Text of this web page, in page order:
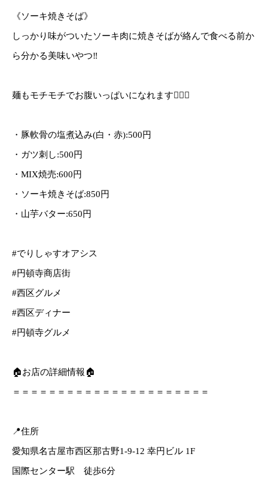
《ソーキ焼きそば》
しっかり味がついたソーキ肉に焼きそばが絡んで食べる前か
ら分かる美味いやつ‼️
麺もモチモチでお腹いっぱいになれます🙆‍♂️✨
・豚軟骨の塩煮込み(白・赤):500円
・ガツ刺し:500円
・MIX焼売:600円
・ソーキ焼きそば:850円
・山芋バター:650円
#でりしゃすオアシス
#円頓寺商店街
#西区グルメ
#西区ディナー
#円頓寺グルメ
🏠お店の詳細情報🏠
＝＝＝＝＝＝＝＝＝＝＝＝＝＝＝＝＝＝＝＝＝＝
📍住所
愛知県名古屋市西区那古野1-9-12 幸円ビル 1F
国際センター駅 徒歩6分